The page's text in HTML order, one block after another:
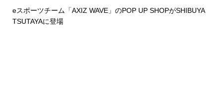
eスポーツチーム「AXIZ WAVE」のPOP UP SHOPがSHIBUYA
TSUTAYAに登場